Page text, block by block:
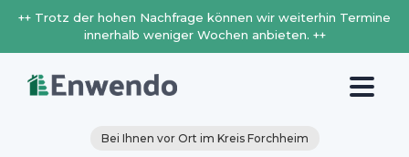
++ Trotz der hohen Nachfrage können wir weiterhin Termine
innerhalb weniger Wochen anbieten. ++
Bei Ihnen vor Ort im Kreis Forchheim